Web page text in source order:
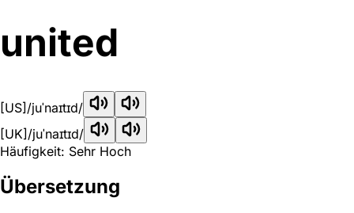
united
[US] /juˈnaɪtɪd/
[UK] /juˈnaɪtɪd/
Häufigkeit: Sehr Hoch
Übersetzung